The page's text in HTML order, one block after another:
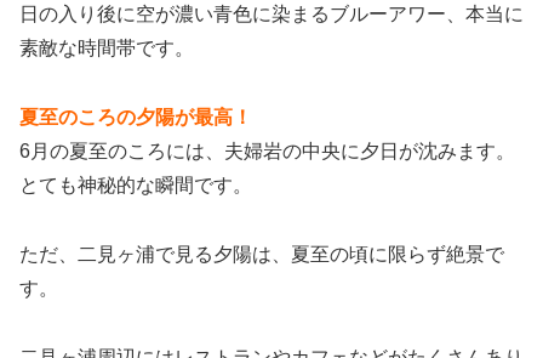
日の入り後に空が濃い青色に染まるブルーアワー、本当に
素敵な時間帯です。
夏至のころの夕陽が最高！
6月の夏至のころには、夫婦岩の中央に夕日が沈みます。
とても神秘的な瞬間です。
ただ、二見ヶ浦で見る夕陽は、夏至の頃に限らず絶景で
す。